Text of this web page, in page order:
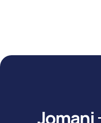
Jomani